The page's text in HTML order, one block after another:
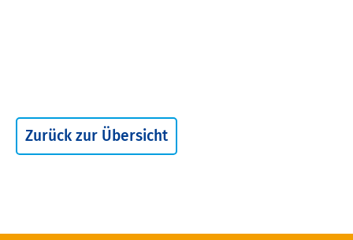
Zurück zur Übersicht